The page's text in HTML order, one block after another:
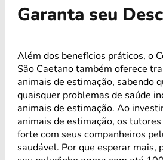
Garanta seu
Além dos benefícios práticos, o
São Caetano também oferece
animais de estimação, sabendo
quaisquer problemas de saúde
animais de estimação. Ao
animais de estimação, os
forte com seus companheiros
saudável. Por que esperar